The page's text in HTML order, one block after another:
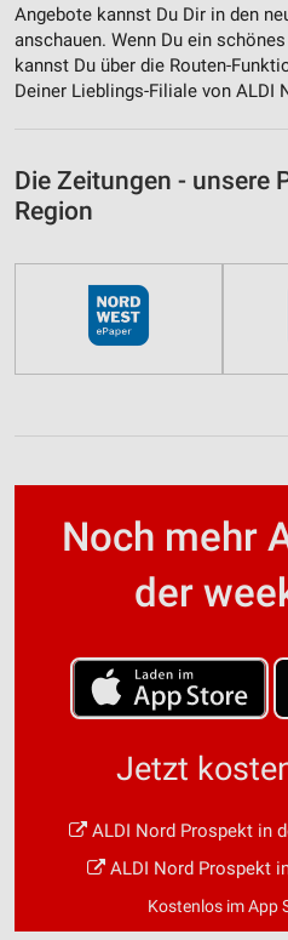
Angebote kannst Du Dir in den
anschauen. Wenn Du ein
kannst Du über die Routen-
Deiner Lieblings-Filiale von ALDI
Die Zeitungen - unsere
Region
Noch mehr
der
Jetzt
ALDI Nord Prospekt in
ALDI Nord Prospekt
Kostenlos im App